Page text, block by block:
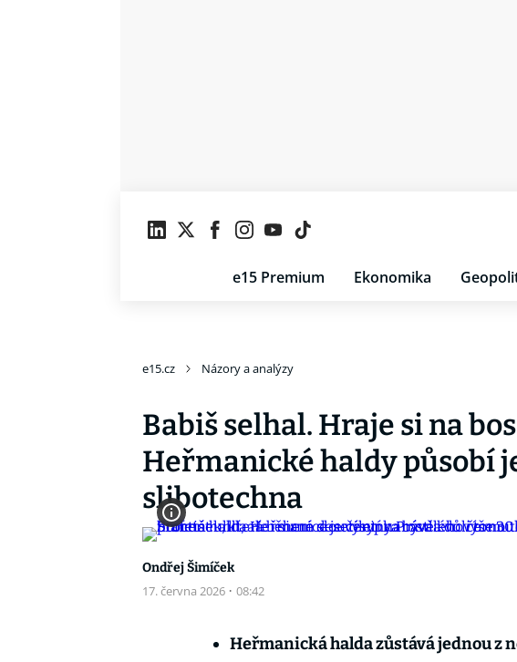
e15 Premium Ekonomika
e15.cz Názory a analýzy
Babiš selhal. Hraje si na
Heřmanické haldy působí
slibotechna
Ondřej Šimíček
17. června 2026 · 08:42
Heřmanická halda zůstává jednou z